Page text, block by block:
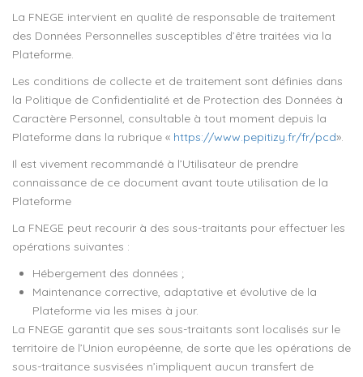
La FNEGE intervient en qualité de responsable de traitement
des Données Personnelles susceptibles d’être traitées via la
Plateforme.
Les conditions de collecte et de traitement sont définies dans
la Politique de Confidentialité et de Protection des Données à
Caractère Personnel, consultable à tout moment depuis la
Plateforme dans la rubrique « https://www.pepitizy.fr/fr/pcd».
Il est vivement recommandé à l’Utilisateur de prendre
connaissance de ce document avant toute utilisation de la
Plateforme
La FNEGE peut recourir à des sous-traitants pour effectuer les
opérations suivantes :
Hébergement des données ;
Maintenance corrective, adaptative et évolutive de la
Plateforme via les mises à jour.
La FNEGE garantit que ses sous-traitants sont localisés sur le
territoire de l’Union européenne, de sorte que les opérations de
sous-traitance susvisées n’impliquent aucun transfert de